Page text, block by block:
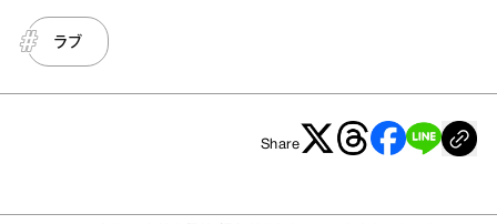
ラブ
Share